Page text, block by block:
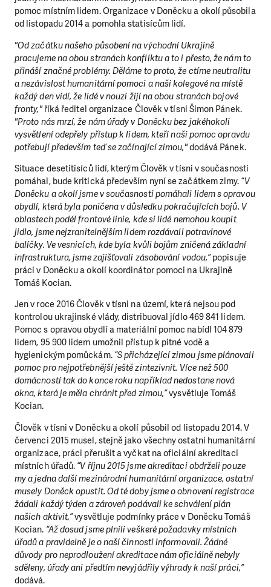
pomoc místním lidem. Organizace v Doněcku a okolí působila
od listopadu 2014 a pomohla statisícům lidí.
"Od začátku našeho působení na východní Ukrajině
pracujeme na obou stranách konfliktu a to i přesto, že nám to
přináší značné problémy. Děláme to proto, že ctíme neutralitu
a nezávislost humanitární pomoci a naši kolegové na místě
každý den vidí, že lidé v nouzi žijí na obou stranách bojové
fronty,"říká ředitel organizace Člověk v tísni Šimon Pánek.
"Proto nás mrzí, že nám úřady v Doněcku bez jakéhokoli
vysvětlení odepřely přístup k lidem, kteří naši pomoc opravdu
potřebují především teď se začínající zimou,"dodává Pánek.
Situace desetitisíců lidí, kterým Člověk v tísni v současnosti
pomáhal, bude kritická především nyní se začátkem zimy. “V
Doněcku a okolí jsme v současnosti pomáhali lidem s opravou
obydlí, která byla poničena v důsledku pokračujících bojů. V
oblastech podél frontové linie, kde si lidé nemohou koupit
jidlo, jsme nejzranitelnějším lidem rozdávali potravinové
balíčky. Ve vesnicích, kde byla kvůli bojům zničená základní
infrastruktura, jsme zajišťovali zásobování vodou,”popisuje
práci v Doněcku a okolí koordinátor pomoci na Ukrajině
Tomáš Kocian.
Jen v roce 2016 Člověk v tísni na území, která nejsou pod
kontrolou ukrajinské vlády, distribuoval jídlo 469 841 lidem.
Pomoc s opravou obydlí a materiální pomoc nabídl 104 879
lidem, 95 900 lidem umožnil přístup k pitné vodě a
hygienickým pomůckám. “S přicházející zimou jsme plánovali
pomoc pro nejpotřebnější ještě zintezivnit. Více než 500
domácností tak do konce roku například nedostane nová
okna, která je měla chránit před zimou,”vysvětluje Tomáš
Kocian.
Člověk v tísni v Doněcku a okolí působil od listopadu 2014. V
červenci 2015 musel, stejně jako všechny ostatní humanitární
organizace, práci přerušit a vyčkat na oficiální akreditaci
místních úřadů. “V říjnu 2015 jsme akreditaci obdrželi pouze
my a jedna další mezinárodní humanitární organizace, ostatní
musely Doněck opustit. Od té doby jsme o obnovení registrace
žádali každý týden a zároveň podávali ke schválení plán
našich aktivit,”vysvětluje podmínky práce v Doněcku Tomáš
Kocian. “Až dosud jsme plnili veškeré požadavky místních
úřadů a pravidelně je o naší činnosti informovali. Žádné
důvody pro neprodloužení akreditace nám oficiálně nebyly
sděleny, úřady ani předtím nevyjádřily výhrady k naší práci,”
dodává.